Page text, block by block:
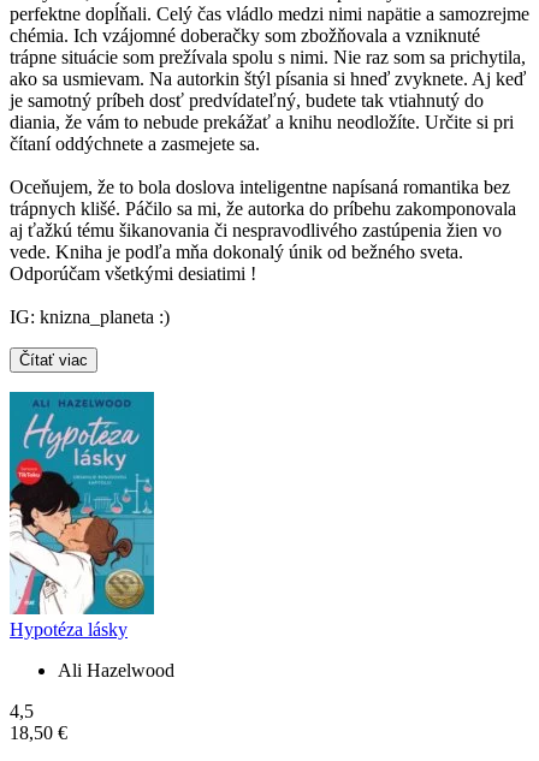
perfektne dopĺňali. Celý čas vládlo medzi nimi napätie a samozrejme
chémia. Ich vzájomné doberačky som zbožňovala a vzniknuté
trápne situácie som prežívala spolu s nimi. Nie raz som sa prichytila,
ako sa usmievam. Na autorkin štýl písania si hneď zvyknete. Aj keď
je samotný príbeh dosť predvídateľný, budete tak vtiahnutý do
diania, že vám to nebude prekážať a knihu neodložíte. Určite si pri
čítaní oddýchnete a zasmejete sa.
Oceňujem, že to bola doslova inteligentne napísaná romantika bez
trápnych klišé. Páčilo sa mi, že autorka do príbehu zakomponovala
aj ťažkú tému šikanovania či nespravodlivého zastúpenia žien vo
vede. Kniha je podľa mňa dokonalý únik od bežného sveta.
Odporúčam všetkými desiatimi !
IG: knizna_planeta :)
Čítať viac
Hypotéza lásky
Ali Hazelwood
4,5
18,50 €